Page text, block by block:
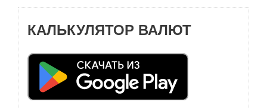
КАЛЬКУЛЯТОР ВАЛЮТ